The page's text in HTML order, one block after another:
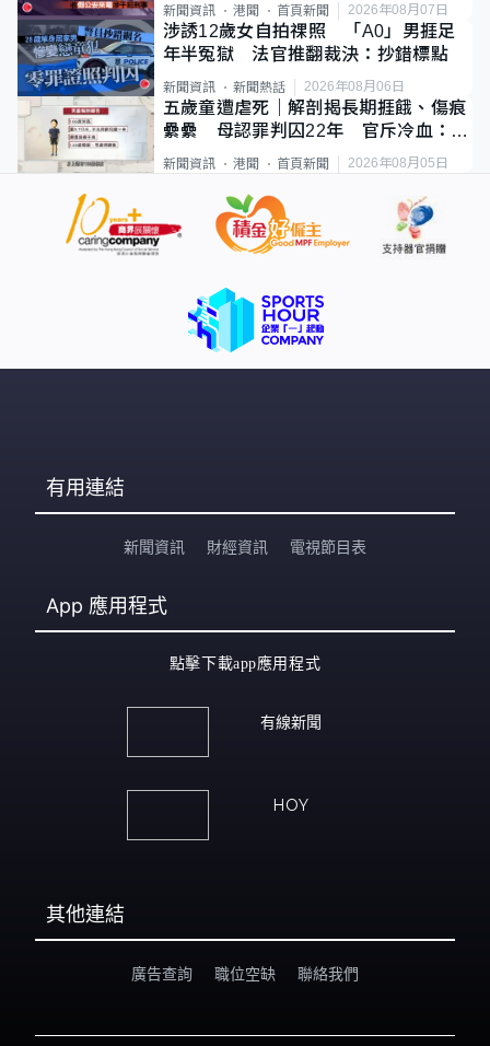
新聞資訊 港聞 首頁新聞 2026年08月07日
涉誘12歲女自拍祼照 「A0」男捱足
年半冤獄 法官推翻裁決：抄錯標點
新聞資訊 新聞熱話 2026年08月06日
五歲童遭虐死｜解剖揭長期捱餓、傷痕
纍纍 母認罪判囚22年 官斥冷血：同
類案最惡劣
新聞資訊 港聞 首頁新聞 2026年08月05日
有用連結
新聞資訊 財經資訊 電視節目表
App 應用程式
點擊下載app應用程式
有線新聞
HOY
其他連結
廣告查詢 職位空缺 聯絡我們